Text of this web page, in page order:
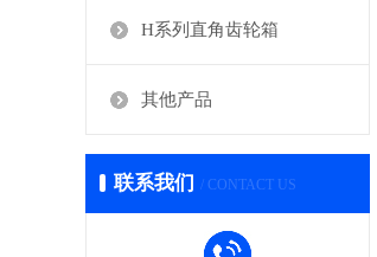
H系列直角齿轮箱
其他产品
联系我们 / CONTACT US